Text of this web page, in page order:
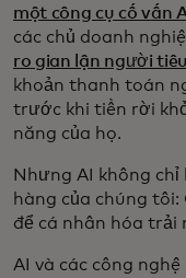
một công cụ cố vấn
các chủ doanh
ro gian lận người
khoản thanh toán
trước khi tiền rời
năng của họ.
Nhưng AI không
hàng của chúng
để cá nhân hóa trải
AI và các công